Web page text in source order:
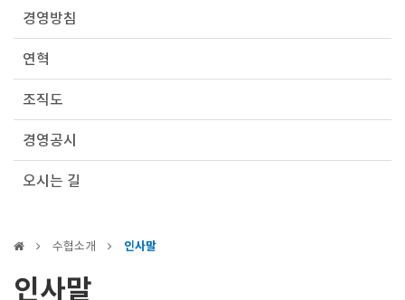
경영방침
연혁
조직도
경영공시
오시는 길
수협소개 인사말
인사말